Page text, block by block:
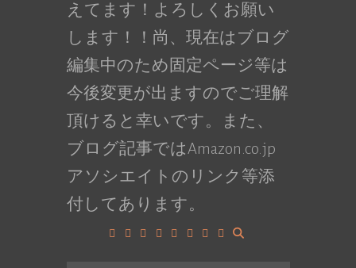
えてます！よろしくお願い
します！！尚、現在はブログ
編集中のため固定ページ等は
今後変更が出ますのでご理解
頂けると幸いです。また、
ブログ記事ではAmazon.co.jp
アソシエイトのリンク等添
付してあります。